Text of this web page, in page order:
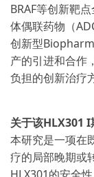
BRAF等创新靶
体偶联药物（
创新型
产的引进和合作，
负担的创新治疗
关于该HLX301 I
本研究是一项在
疗的局部晚期或